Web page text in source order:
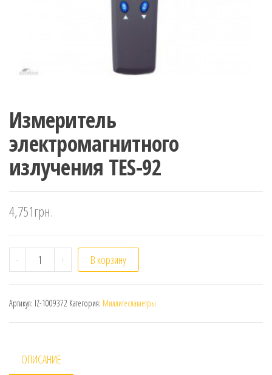
Измеритель
электромагнитного
излучения TES-92
4,751грн.
- Количество
+ В корзину
Артикул: IZ-1009372 Категория: Миллитесламетры
ОПИСАНИЕ